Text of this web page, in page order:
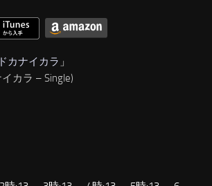
カナイカラ 」
カラ – Single)